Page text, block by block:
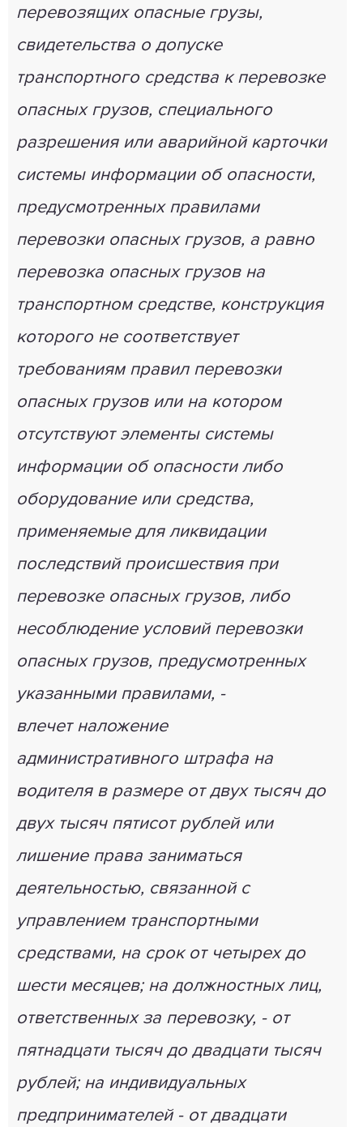
перевозящих опасные грузы,
свидетельства о допуске
транспортного средства к перевозке
опасных грузов, специального
разрешения или аварийной карточки
системы информации об опасности,
предусмотренных правилами
перевозки опасных грузов, а равно
перевозка опасных грузов на
транспортном средстве, конструкция
которого не соответствует
требованиям правил перевозки
опасных грузов или на котором
отсутствуют элементы системы
информации об опасности либо
оборудование или средства,
применяемые для ликвидации
последствий происшествия при
перевозке опасных грузов, либо
несоблюдение условий перевозки
опасных грузов, предусмотренных
указанными правилами, -
влечет наложение
административного штрафа на
водителя в размере от двух тысяч до
двух тысяч пятисот рублей или
лишение права заниматься
деятельностью, связанной с
управлением транспортными
средствами, на срок от четырех до
шести месяцев; на должностных лиц,
ответственных за перевозку, - от
пятнадцати тысяч до двадцати тысяч
рублей; на индивидуальных
предпринимателей - от двадцати